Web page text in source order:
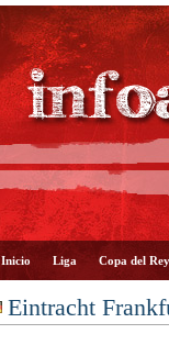
Inicio Liga Copa del Rey
Eintracht